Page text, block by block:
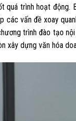
quá trình hoạt động.
các vấn đề xoay
trình đào tạo
xây dựng văn hóa